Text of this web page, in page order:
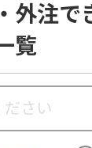
外注で
覧